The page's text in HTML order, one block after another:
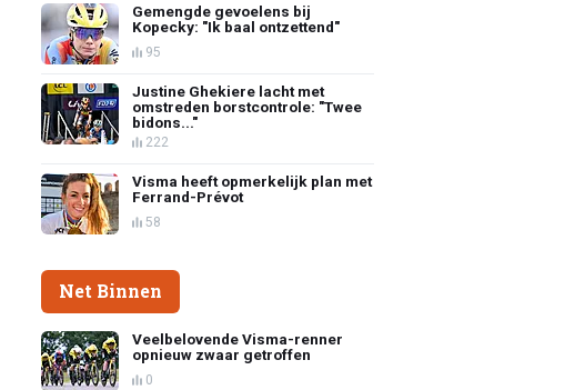
Gemengde gevoelens bij
Kopecky: "Ik baal ontzettend"
95
Justine Ghekiere lacht met
omstreden borstcontrole: "Twee
bidons..."
222
Visma heeft opmerkelijk plan met
Ferrand-Prévot
58
Net Binnen
Veelbelovende Visma-renner
opnieuw zwaar getroffen
0